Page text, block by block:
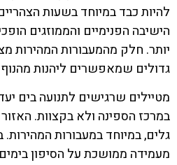
להיות כבד במיוחד בשעות
הישיבה הפנימיים והממוזגים
יותר. חלק מהמעבורות המהירות
גדולים שמאפשרים ליהנות
מטיילים שרגישים לתנועה בים
במרכז הספינה ולא בקצוות.
גלים, במיוחד במעבורות המהירות.
מעמידה ממושכת על הסיפון